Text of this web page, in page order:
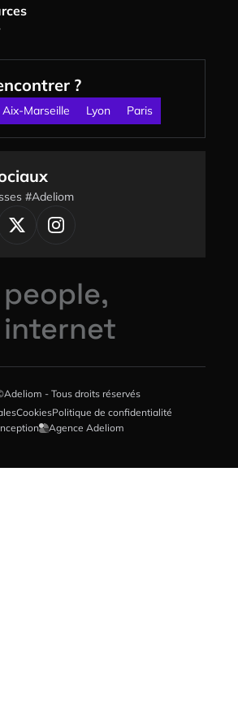
?
Aix-Marseille Lyon Paris
#Adeliom
- Tous droits réservés
CookiesPolitique de confidentialité
Agence Adeliom